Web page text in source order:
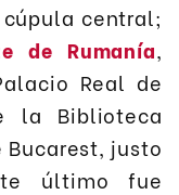
central;
de Rumanía,
Real de
la Biblioteca
justo
último fue